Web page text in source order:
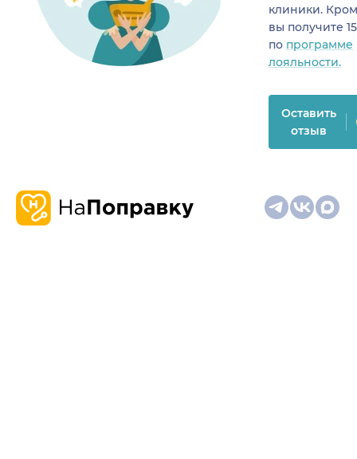
клиники.
вы получите
по программе
лояльности.
Оставить
отзыв